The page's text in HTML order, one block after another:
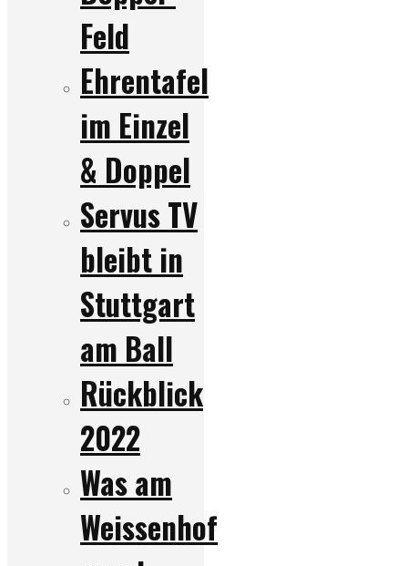
Feld
Ehrentafel
im Einzel
& Doppel
Servus TV
bleibt in
Stuttgart
am Ball
Rückblick
2022
Was am
Weissenhof